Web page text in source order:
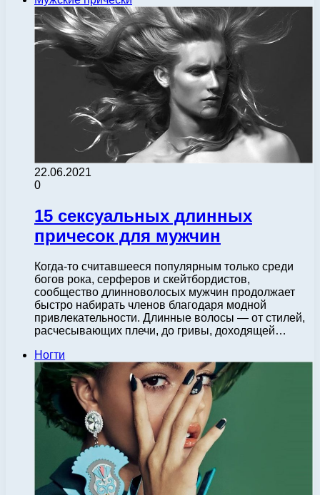
22.06.2021
0
15 сексуальных длинных
причесок для мужчин
Когда-то считавшееся популярным только среди
богов рока, серферов и скейтбордистов,
сообщество длинноволосых мужчин продолжает
быстро набирать членов благодаря модной
привлекательности. Длинные волосы — от стилей,
расчесывающих плечи, до гривы, доходящей…
Ногти